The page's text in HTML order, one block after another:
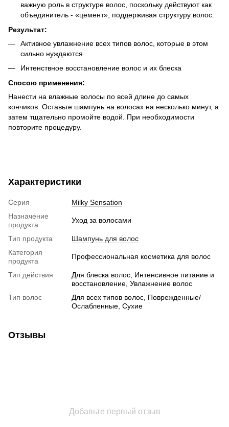
важную роль в структуре волос, поскольку действуют как
объединитель - «цемент», поддерживая структуру волос.
Результат:
Активное увлажнение всех типов волос, которые в этом
сильно нуждаются
Интенствное восстановление волос и их блеска
Спосою применения:
Нанести на влажные волосы по всей длине до самых
кончиков. Оставьте шампунь на волосах на несколько минут, а
затем тщательно промойте водой. При необходимости
повторите процедуру.
Характеристики
Серия
Milky Sensation
Назначение
продукта
Уход за волосами
Тип продукта
Шампунь для волос
Категория
продукта
Профессиональная косметика для волос
Тип действия
Для блеска волос, Интенсивное питание и
восстановление, Увлажнение волос
Тип волос
Для всех типов волос, Поврежденные/
Ослабленные, Сухие
Отзывы
Добавьте первый отзыв